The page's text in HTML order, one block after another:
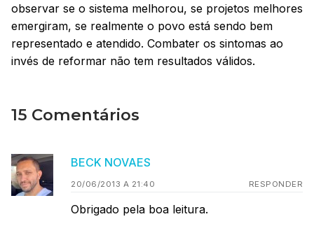
observar se o sistema melhorou, se projetos melhores
emergiram, se realmente o povo está sendo bem
representado e atendido. Combater os sintomas ao
invés de reformar não tem resultados válidos.
15 Comentários
BECK NOVAES
20/06/2013 A 21:40 RESPONDER
Obrigado pela boa leitura.